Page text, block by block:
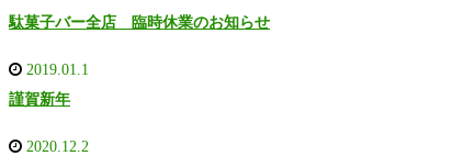
駄菓子バー全店 臨時休業のお知らせ
2019.01.1
謹賀新年
2020.12.2